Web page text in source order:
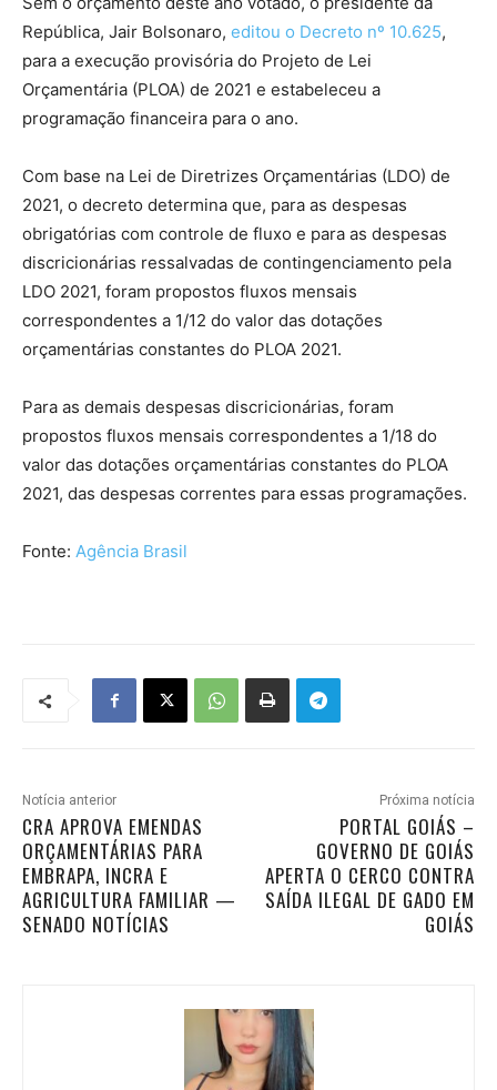
República, Jair Bolsonaro, editou o Decreto nº 10.625,
para a execução provisória do Projeto de Lei
Orçamentária (PLOA) de 2021 e estabeleceu a
programação financeira para o ano.
Com base na Lei de Diretrizes Orçamentárias (LDO) de
2021, o decreto determina que, para as despesas
obrigatórias com controle de fluxo e para as despesas
discricionárias ressalvadas de contingenciamento pela
LDO 2021, foram propostos fluxos mensais
correspondentes a 1/12 do valor das dotações
orçamentárias constantes do PLOA 2021.
Para as demais despesas discricionárias, foram
propostos fluxos mensais correspondentes a 1/18 do
valor das dotações orçamentárias constantes do PLOA
2021, das despesas correntes para essas programações.
Fonte: Agência Brasil
Notícia anterior
CRA APROVA EMENDAS
ORÇAMENTÁRIAS PARA
EMBRAPA, INCRA E
AGRICULTURA FAMILIAR —
SENADO NOTÍCIAS
Próxima notícia
PORTAL GOIÁS –
GOVERNO DE GOIÁS
APERTA O CERCO CONTRA
SAÍDA ILEGAL DE GADO EM
GOIÁS